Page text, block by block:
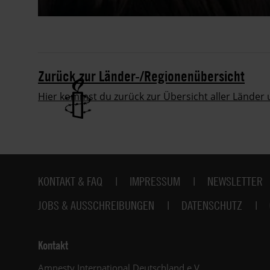
Zurück zur Länder-/Regionenübersicht
Hier kommst du zurück zur Übersicht aller Länder
Fußbereich
KONTAKT & FAQ IMPRESSUM NEWSLETTER
JOBS & AUSSCHREIBUNGEN
DATENSCHUTZ
Kontakt
Amnesty International Deutschland e.V.